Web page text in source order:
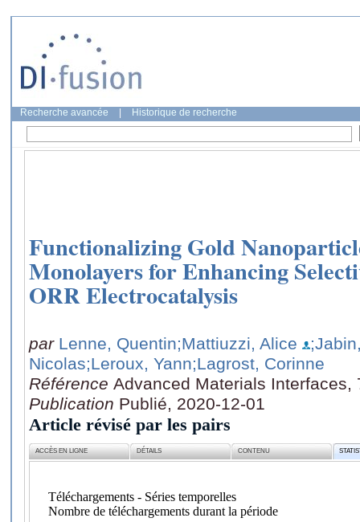
Recherche avancée Historique de recherche
Functionalizing Gold
Monolayers for Enhancing
ORR Electrocatalysis
par Lenne, Quentin;Mattiuzzi, Alice
Nicolas;Leroux, Yann;Lagrost, Corinne
Référence Advanced Materials Interfaces,
Publication Publié, 2020-12-01
Article révisé par les pairs
ACCÈS EN LIGNE DÉTAILS CONTENU